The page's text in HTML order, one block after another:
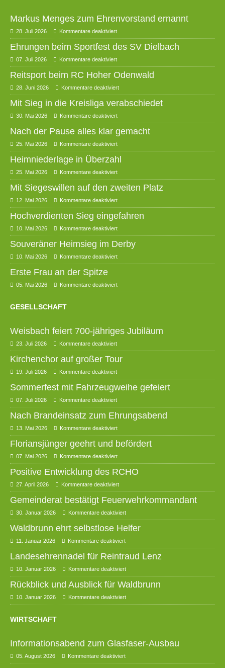
Markus Menges zum Ehrenvorstand ernannt
28. Juli 2026 Kommentare deaktiviert
Ehrungen beim Sportfest des SV Dielbach
07. Juli 2026 Kommentare deaktiviert
Reitsport beim RC Hoher Odenwald
28. Juni 2026 Kommentare deaktiviert
Mit Sieg in die Kreisliga verabschiedet
30. Mai 2026 Kommentare deaktiviert
Nach der Pause alles klar gemacht
25. Mai 2026 Kommentare deaktiviert
Heimniederlage in Überzahl
25. Mai 2026 Kommentare deaktiviert
Mit Siegeswillen auf den zweiten Platz
12. Mai 2026 Kommentare deaktiviert
Hochverdienten Sieg eingefahren
10. Mai 2026 Kommentare deaktiviert
Souveräner Heimsieg im Derby
10. Mai 2026 Kommentare deaktiviert
Erste Frau an der Spitze
05. Mai 2026 Kommentare deaktiviert
GESELLSCHAFT
Weisbach feiert 700-jähriges Jubiläum
23. Juli 2026 Kommentare deaktiviert
Kirchenchor auf großer Tour
19. Juli 2026 Kommentare deaktiviert
Sommerfest mit Fahrzeugweihe gefeiert
07. Juli 2026 Kommentare deaktiviert
Nach Brandeinsatz zum Ehrungsabend
13. Mai 2026 Kommentare deaktiviert
Floriansjünger geehrt und befördert
07. Mai 2026 Kommentare deaktiviert
Positive Entwicklung des RCHO
27. April 2026 Kommentare deaktiviert
Gemeinderat bestätigt Feuerwehrkommandant
30. Januar 2026 Kommentare deaktiviert
Waldbrunn ehrt selbstlose Helfer
11. Januar 2026 Kommentare deaktiviert
Landesehrennadel für Reintraud Lenz
10. Januar 2026 Kommentare deaktiviert
Rückblick und Ausblick für Waldbrunn
10. Januar 2026 Kommentare deaktiviert
WIRTSCHAFT
Informationsabend zum Glasfaser-Ausbau
05. August 2026 Kommentare deaktiviert